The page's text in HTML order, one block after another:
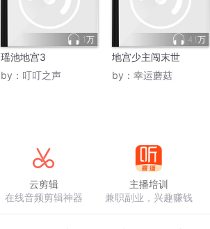
1万
瑶池地宫3
by： 叮叮之声
4.1万
地宫少主闯末世
by： 幸运蘑菇
云剪辑
在线音频剪辑神器
主播培训
兼职副业，兴趣赚钱